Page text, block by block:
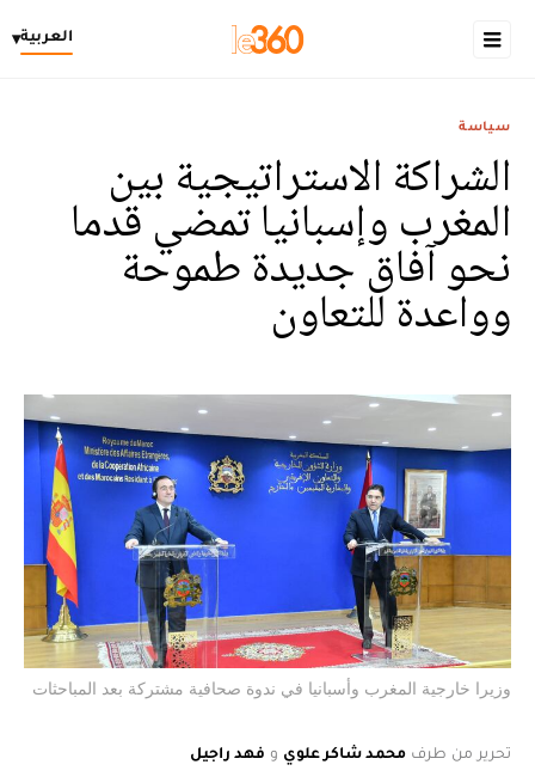
العربية▾
سياسة
الشراكة الاستراتيجية بين
المغرب وإسبانيا تمضي قدما
نحو آفاق جديدة طموحة
وواعدة للتعاون
وزيرا خارجية المغرب وأسبانيا في ندوة صحافية مشتركة بعد المباحثات
تحرير من طرف محمد شاكر علوي و فهد راجيل